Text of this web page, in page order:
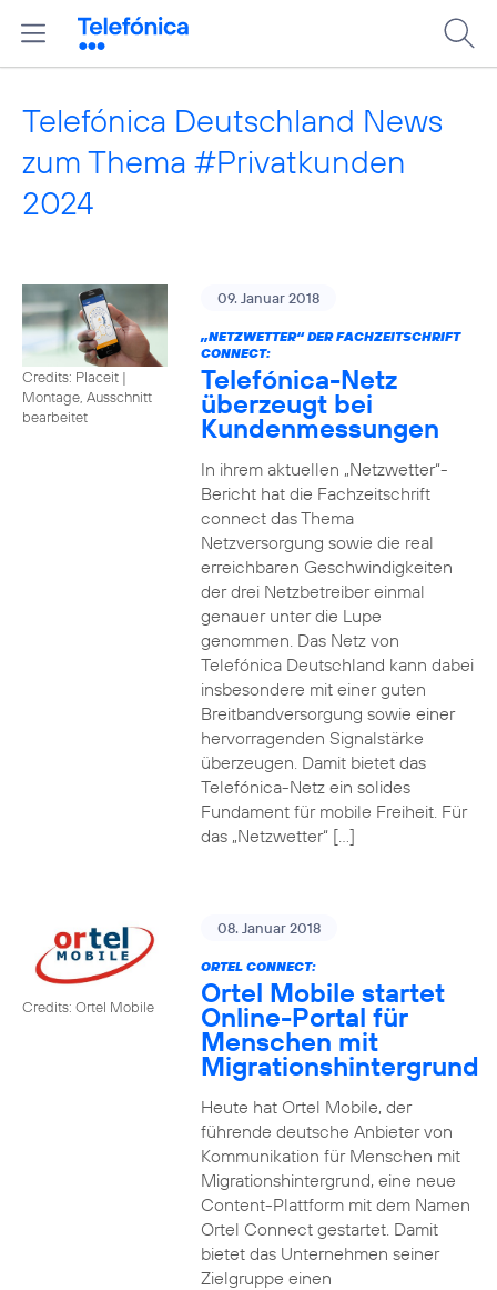
Telefónica Deutschland News
zum Thema #Privatkunden
2024
Credits: Placeit |
Montage, Ausschnitt
bearbeitet
09. Januar 2018
„NETZWETTER“ DER FACHZEITSCHRIFT
CONNECT:
Telefónica-Netz
überzeugt bei
Kundenmessungen
In ihrem aktuellen „Netzwetter“-
Bericht hat die Fachzeitschrift
connect das Thema
Netzversorgung sowie die real
erreichbaren Geschwindigkeiten
der drei Netzbetreiber einmal
genauer unter die Lupe
genommen. Das Netz von
Telefónica Deutschland kann dabei
insbesondere mit einer guten
Breitbandversorgung sowie einer
hervorragenden Signalstärke
überzeugen. Damit bietet das
Telefónica-Netz ein solides
Fundament für mobile Freiheit. Für
das „Netzwetter“ […]
Credits: Ortel Mobile
08. Januar 2018
ORTEL CONNECT:
Ortel Mobile startet
Online-Portal für
Menschen mit
Migrationshintergrund
Heute hat Ortel Mobile, der
führende deutsche Anbieter von
Kommunikation für Menschen mit
Migrationshintergrund, eine neue
Content-Plattform mit dem Namen
Ortel Connect gestartet. Damit
bietet das Unternehmen seiner
Zielgruppe einen